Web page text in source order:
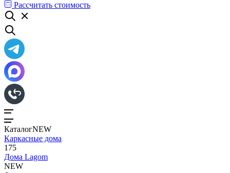
Рассчитать стоимость
КаталогNEW
Каркасные дома
175
Дома Lagom
NEW